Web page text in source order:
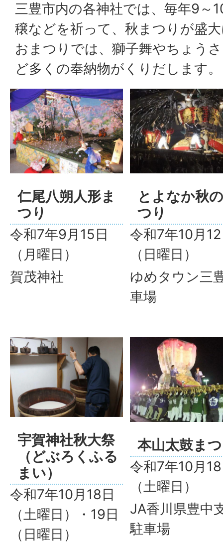
三豊市内の各神社では、毎年9～
穣などを祈って、秋まつりが盛
おまつりでは、獅子舞やちょう
ど多くの奉納物がくりだします。
仁尾八朔人形ま
つり
令和7年9月15日
（月曜日）
賀茂神社
とよなか秋
つり
令和7年10月
（日曜日）
ゆめタウン三
車場
宇賀神社秋大祭
（どぶろくふる
まい）
令和7年10月18日
（土曜日）・19日
（日曜日）
本山太鼓ま
令和7年10月
（土曜日）
JA香川県豊中
駐車場